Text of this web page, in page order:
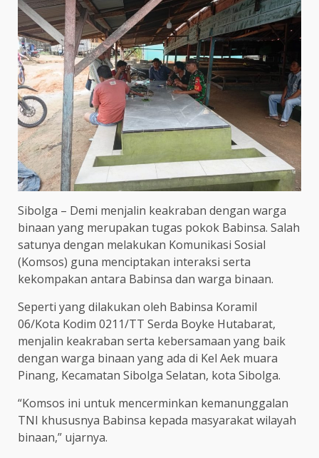
Sibolga – Demi menjalin keakraban dengan warga
binaan yang merupakan tugas pokok Babinsa. Salah
satunya dengan melakukan Komunikasi Sosial
(Komsos) guna menciptakan interaksi serta
kekompakan antara Babinsa dan warga binaan.
Seperti yang dilakukan oleh Babinsa Koramil
06/Kota Kodim 0211/TT Serda Boyke Hutabarat,
menjalin keakraban serta kebersamaan yang baik
dengan warga binaan yang ada di Kel Aek muara
Pinang, Kecamatan Sibolga Selatan, kota Sibolga.
“Komsos ini untuk mencerminkan kemanunggalan
TNI khususnya Babinsa kepada masyarakat wilayah
binaan,” ujarnya.